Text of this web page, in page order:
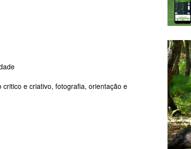
e criativo, fotografia, orientação e